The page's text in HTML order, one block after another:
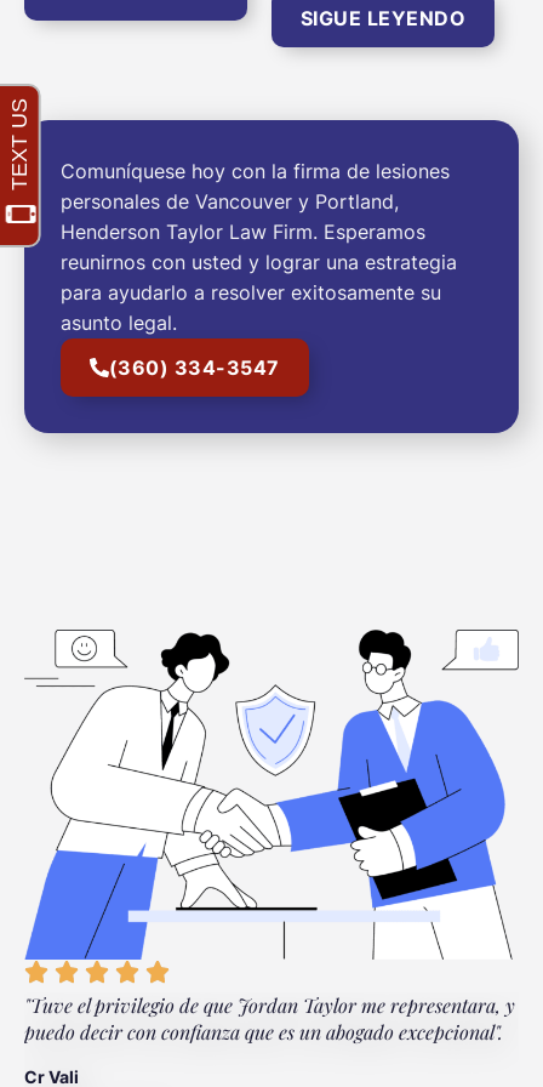
SIGUE LEYENDO
Comuníquese hoy con la firma de lesiones
personales de Vancouver y Portland,
Henderson Taylor Law Firm. Esperamos
reunirnos con usted y lograr una estrategia
para ayudarlo a resolver exitosamente su
asunto legal.
(360) 334-3547
"Tuve el privilegio de que Jordan Taylor me representara, y
puedo decir con confianza que es un abogado excepcional".
Cr Vali